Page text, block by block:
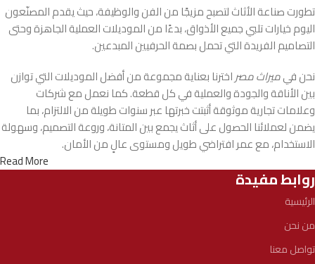
تطورت صناعة الأثاث لتصبح مزيجًا من الفن والوظيفة، حيث يقدم المصنّعون
اليوم خيارات تلبي جميع الأذواق، بدءًا من الموديلات العملية الجاهزة وحتى
التصاميم الفريدة التي تحمل بصمة الحرفيين المبدعين.
نحن فيميراث مصراخترنا بعناية مجموعة من أفضل الموديلات التي توازن
بين الأناقة والجودة والعملية في كل قطعة. كما نعمل مع شركات
وعلامات تجارية موثوقة أثبتت خبرتها عبر سنوات طويلة من الالتزام، بما
يضمن لعملائنا الحصول على أثاث يجمع بين المتانة، وروعة التصميم، وسهولة
الاستخدام، مع عمر افتراضي طويل ومستوى عالٍ من الأمان.
Read More
روابط مفيدة
الرئيسية
من نحن
تواصل معنا